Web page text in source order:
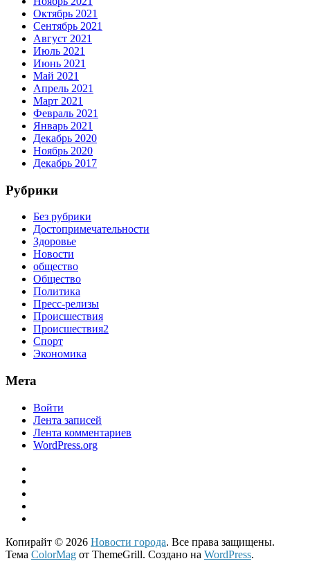
Октябрь 2021
Сентябрь 2021
Август 2021
Июль 2021
Июнь 2021
Май 2021
Апрель 2021
Март 2021
Февраль 2021
Январь 2021
Декабрь 2020
Ноябрь 2020
Декабрь 2017
Рубрики
Без рубрики
Достопримечательности
Здоровье
Новости
общество
Общество
Политика
Пресс-релизы
Происшествия
Происшествия2
Спорт
Экономика
Мета
Войти
Лента записей
Лента комментариев
WordPress.org
Копирайт © 2026 Новости города. Все права защищены.
Тема ColorMag от ThemeGrill. Создано на WordPress.